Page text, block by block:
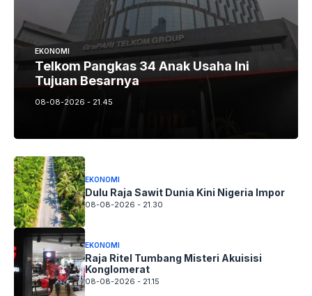
EKONOMI
Telkom Pangkas 34 Anak Usaha Ini
Tujuan Besarnya
08-08-2026 - 21.45
EKONOMI
Dulu Raja Sawit Dunia Kini Nigeria Impor
08-08-2026 - 21.30
EKONOMI
Raja Ritel Tumbang Misteri Akuisisi
Konglomerat
08-08-2026 - 21.15